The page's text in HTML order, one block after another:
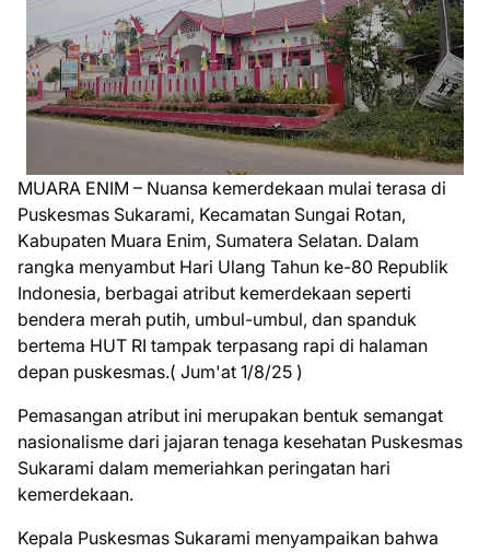
MUARA ENIM – Nuansa kemerdekaan mulai terasa di
Puskesmas Sukarami, Kecamatan Sungai Rotan,
Kabupaten Muara Enim, Sumatera Selatan. Dalam
rangka menyambut Hari Ulang Tahun ke-80 Republik
Indonesia, berbagai atribut kemerdekaan seperti
bendera merah putih, umbul-umbul, dan spanduk
bertema HUT RI tampak terpasang rapi di halaman
depan puskesmas.( Jum'at 1/8/25 )
Pemasangan atribut ini merupakan bentuk semangat
nasionalisme dari jajaran tenaga kesehatan Puskesmas
Sukarami dalam memeriahkan peringatan hari
kemerdekaan.
Kepala Puskesmas Sukarami menyampaikan bahwa